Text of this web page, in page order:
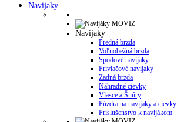
Navijaky
Navijaky
Predná brzda
Voľnobežná brzda
Spodové navijaky
Prívlačové navijaky
Zadná brzda
Náhradné cievky
Vlasce a Šnúry
Púzdra na navijaky a cievky
Príslušenstvo k navijákom